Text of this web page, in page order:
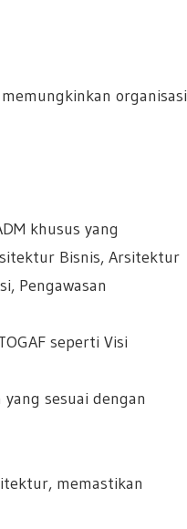
organisasi
khusus yang
Bisnis, Arsitektur
Pengawasan
seperti Visi
sesuai dengan
memastikan